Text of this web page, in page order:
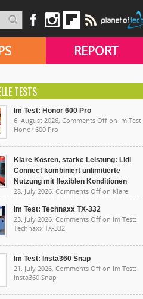
REPORT
TESTS
Im Test: Honor 600 Pro
6. August 2026, Comments Off on Im Test:
Honor 600 Pro
Klare Kosten, starke Leistung: Lidl
Connect kombiniert unlimitierte
Nutzung mit flexiblen Konditionen
28. July 2026, Comments Off on Klare
Nutzung mit flexiblen Konditionen
Im Test: Technaxx TX-332
23. July 2026, Comments Off on Im Test:
Technaxx TX-332
Im Test: Insta360 Snap
21. July 2026, Comments Off on Im Test:
Insta360 Snap